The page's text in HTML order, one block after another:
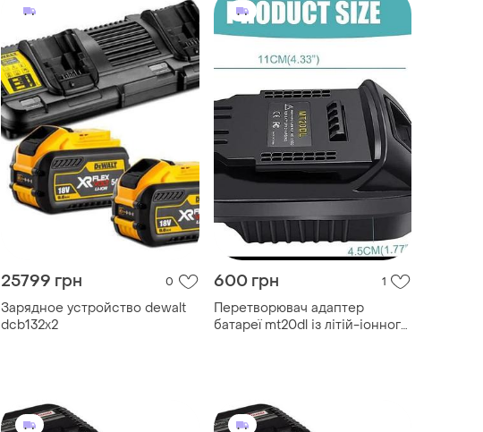
25799 грн 0
Зарядное устройство dewalt
dcb132x2
600 грн 1
Перетворювач адаптер
батареї mt20dl із літій-іонного